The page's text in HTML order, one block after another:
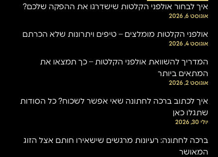
איך לבחור אולפני הקלטות שישדרגו את ההפקה שלכם?
אוגוסט 6, 2026
אולפני הקלטות מומלצים – טיפים ויתרונות שלא הכרתם
אוגוסט 4, 2026
המדריך להשוואת אולפני הקלטות – כך תמצאו את
המתאים ביותר
אוגוסט 2, 2026
איך לכתוב ברכה לחתונה שאי אפשר לשכוח? כל הסודות
שתגלו כאן
יולי 30, 2026
ברכה לחתונה: רעיונות מרגשים שישאירו חותם אצל הזוג
המאושר